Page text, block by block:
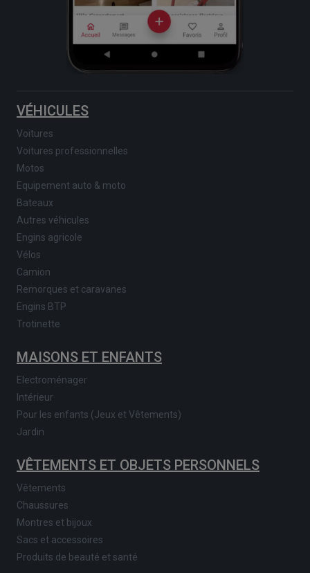
VÉHICULES
Voitures
Voitures professionnelles
Motos
Equipement auto & moto
Bateaux
Autres véhicules
Engins agricole
Vélos
Camion
Remorques et caravanes
Engins BTP
Trotinette
MAISONS ET ENFANTS
Electroménager
Intérieur
Pour les enfants (Jeux et Vêtements)
Jardin
VÊTEMENTS ET OBJETS PERSONNELS
Vêtements
Chaussures
Montres et bijoux
Sacs et accessoires
Produits de beauté et santé